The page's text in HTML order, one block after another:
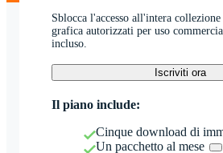
Sblocca l'accesso all'intera
grafica autorizzati per uso
incluso.
Iscriviti ora
Il piano include:
Cinque download di
Un pacchetto al mese